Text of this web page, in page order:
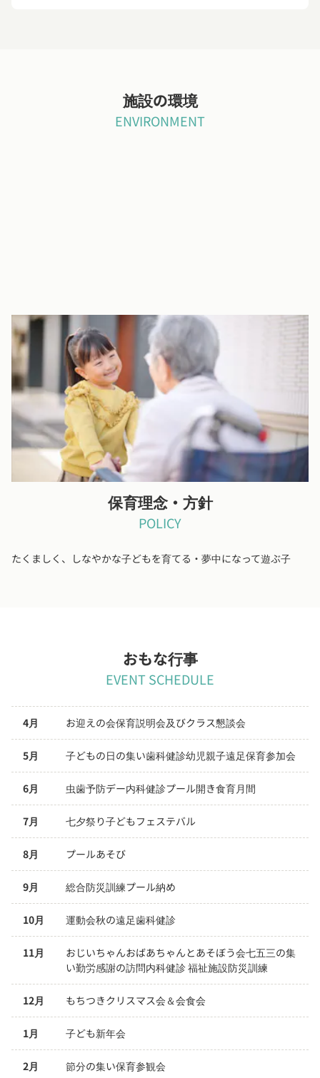
施設の環境
ENVIRONMENT
子育ての環境に望ましい地域
園周辺にも数多く公園があり、地域の親子や老人の憩う姿がみら
れ子育ての環境に望ましい地域です。
保育理念・方針
POLICY
たくましく、しなやかな子どもを育てる・夢中になって遊ぶ子
おもな行事
EVENT SCHEDULE
4月 お迎えの会保育説明会及びクラス懇談会
5月 子どもの日の集い歯科健診幼児親子遠足保育参加会
6月 虫歯予防デー内科健診プール開き食育月間
7月 七夕祭り子どもフェステバル
8月 プールあそび
9月 総合防災訓練プール納め
10月 運動会秋の遠足歯科健診
11月
おじいちゃんおばあちゃんとあそぼう会七五三の集
い勤労感謝の訪問内科健診 福祉施設防災訓練
12月 もちつきクリスマス会＆会食会
1月 子ども新年会
2月 節分の集い保育参観会